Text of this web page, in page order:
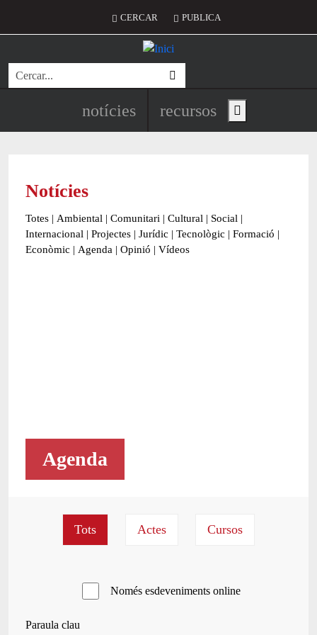
Menú del compte d'usuari
CERCAR PUBLICA
Cerca
Navegació principal de
notícies recursos Show main menu
Notícies
Totes | Ambiental | Comunitari | Cultural | Social |
Internacional | Projectes | Jurídic | Tecnològic | Formació |
Econòmic | Agenda | Opinió | Vídeos
Agenda
Només esdeveniments online
Paraula clau